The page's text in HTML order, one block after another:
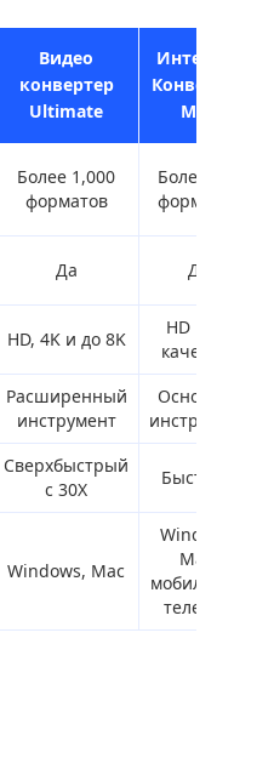
Видео
конвертер
Ultimate
Интернет
Конвертер
MP4
Более 1,000
форматов
Более 200
форматов
Да Да
HD, 4K и до 8K
HD и 4K
качество
Расширенный
инструмент
Основной
инструмент
Сверхбыстрый
с 30X
Быстрый
Windows, Mac
Windows,
Mac,
мобильный
телефон